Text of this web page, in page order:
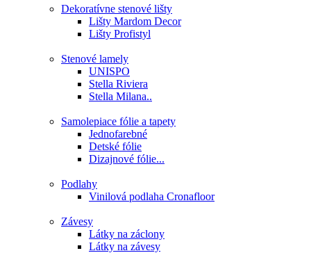
Dekoratívne stenové lišty
Lišty Mardom Decor
Lišty Profistyl
Stenové lamely
UNISPO
Stella Riviera
Stella Milana..
Samolepiace fólie a tapety
Jednofarebné
Detské fólie
Dizajnové fólie...
Podlahy
Vinilová podlaha Cronafloor
Závesy
Látky na záclony
Látky na závesy